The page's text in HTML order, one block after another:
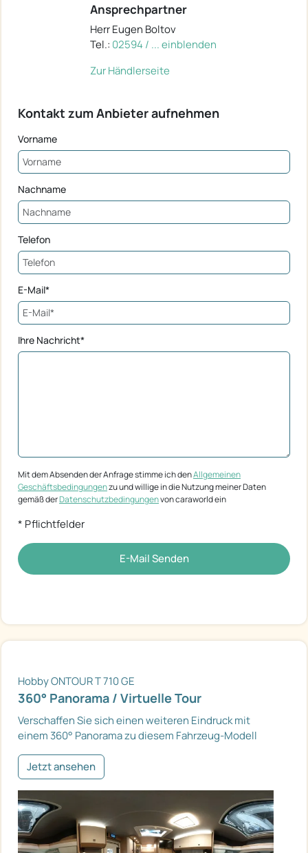
Ansprechpartner
Herr Eugen Boltov
Tel.: 02594 / ... einblenden
Zur Händlerseite
Kontakt zum Anbieter aufnehmen
Vorname
Nachname
Telefon
E-Mail*
Ihre Nachricht*
Mit dem Absenden der Anfrage stimme ich denAllgemeinen
Geschäftsbedingungenzu und willige in die Nutzung meiner Daten
gemäß derDatenschutzbedingungenvon caraworld ein
* Pflichtfelder
E-Mail Senden
Hobby ONTOUR T 710 GE
360° Panorama / Virtuelle Tour
Verschaffen Sie sich einen weiteren Eindruck mit
einem 360° Panorama zu diesem Fahrzeug-Modell
Jetzt ansehen